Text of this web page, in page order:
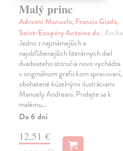
Malý princ
Adreani Manuela, Francia Giada,
Saint-Exupéry Antoine de | Kniha
Jedno z najznámejších a
najobľúbenejších literárnych diel
dvadsiateho storočia novo vychádza
v originálnom grafickom spracovaní,
obohatené kúzelnými ilustráciami
Manuely Andreani. Pridajte sa k
malému…
Do 6 dní
12,51 €